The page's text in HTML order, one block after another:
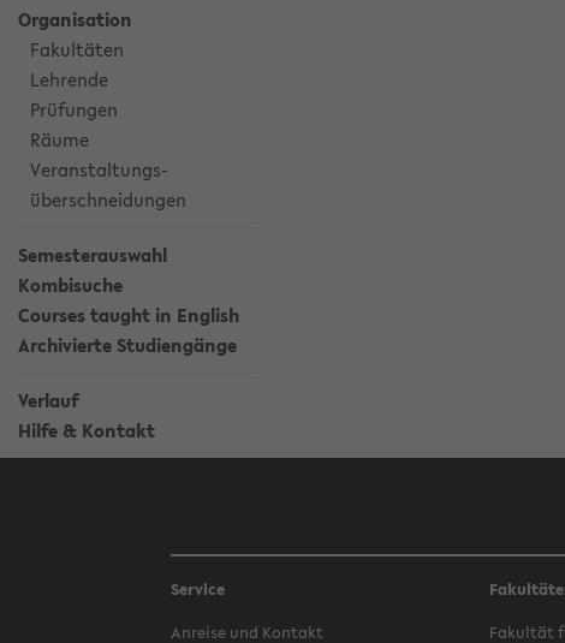
Organisation
Fakultäten
Lehrende
Prüfungen
Räume
Veranstaltungs-
überschneidungen
Semesterauswahl
Kombisuche
Courses taught in English
Archivierte Studiengänge
Verlauf
Hilfe & Kontakt
Service
Anreise und Kontakt
Fakultät